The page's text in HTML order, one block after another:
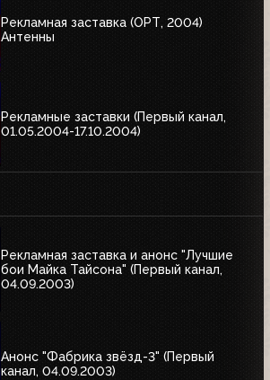
Рекламная заставка (ОРТ, 2004)
Антенны
Рекламные заставки (Первый канал,
01.05.2004-17.10.2004)
Рекламная заставка и анонс "Лучшие
бои Майка Тайсона" (Первый канал,
04.09.2003)
Анонс "Фабрика звёзд-3" (Первый
канал, 04.09.2003)